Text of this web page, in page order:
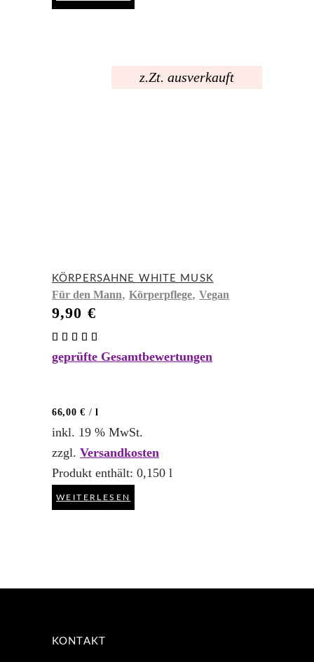
z.Zt. ausverkauft
KÖRPERSAHNE WHITE MUSK
Für den Mann, Körperpflege, Vegan
9,90 €
5.00
geprüfte Gesamtbewertungen
66,00€ /l
inkl. 19 % MwSt.
zzgl. Versandkosten
Produkt enthält: 0,150 l
WEITERLESEN
KONTAKT